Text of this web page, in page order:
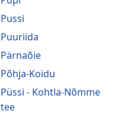
Pussi
Puuriida
Pärnaõie
Põhja-Koidu
Püssi - Kohtla-Nõmme
tee